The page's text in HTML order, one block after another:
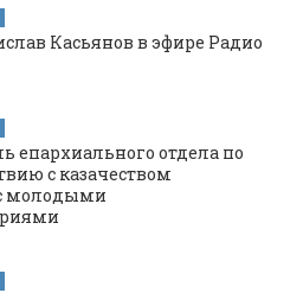
Касьянов в эфире Радио
епархиального отдела по
с казачеством
молодыми